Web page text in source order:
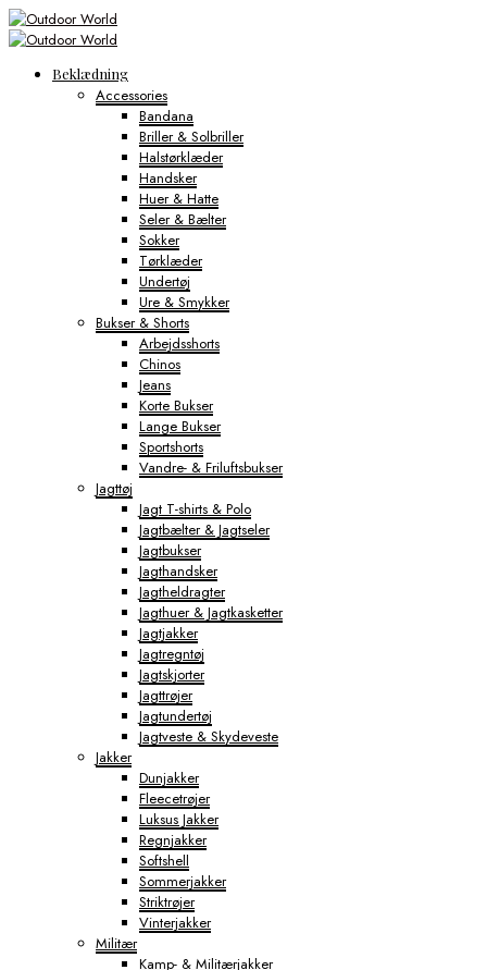
Beklædning
Accessories
Bandana
Briller & Solbriller
Halstørklæder
Handsker
Huer & Hatte
Seler & Bælter
Sokker
Tørklæder
Undertøj
Ure & Smykker
Bukser & Shorts
Arbejdsshorts
Chinos
Jeans
Korte Bukser
Lange Bukser
Sportshorts
Vandre- & Friluftsbukser
Jagttøj
Jagt T-shirts & Polo
Jagtbælter & Jagtseler
Jagtbukser
Jagthandsker
Jagtheldragter
Jagthuer & Jagtkasketter
Jagtjakker
Jagtregntøj
Jagtskjorter
Jagttrøjer
Jagtundertøj
Jagtveste & Skydeveste
Jakker
Dunjakker
Fleecetrøjer
Luksus Jakker
Regnjakker
Softshell
Sommerjakker
Striktrøjer
Vinterjakker
Militær
Kamp- & Militærjakker